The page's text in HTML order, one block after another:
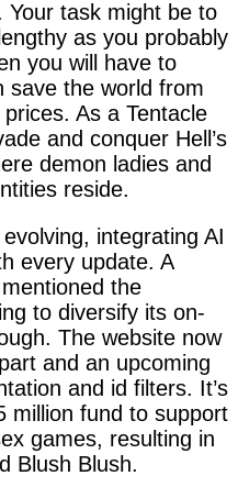
Your task might be to
as you probably
you will have to
save the world from
As a Tentacle
and conquer Hell’s
demon ladies and
reside.
integrating AI
every update. A
the
to diversify its on-
The website now
and an upcoming
and id filters. It’s
million fund to support
games, resulting in
Blush Blush.